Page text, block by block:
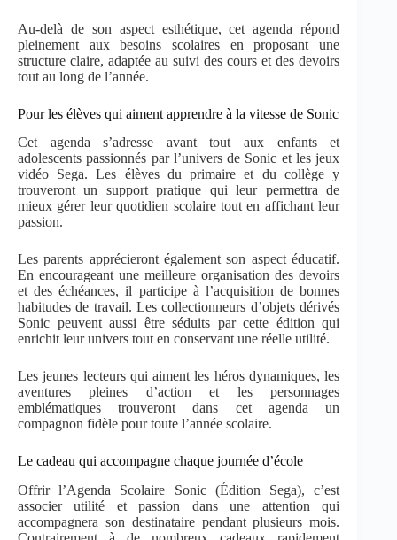
Au-delà de son aspect esthétique, cet agenda répond
pleinement aux besoins scolaires en proposant une
structure claire, adaptée au suivi des cours et des devoirs
tout au long de l’année.
Pour les élèves qui aiment apprendre à la vitesse de Sonic
Cet agenda s’adresse avant tout aux enfants et
adolescents passionnés par l’univers de Sonic et les jeux
vidéo Sega. Les élèves du primaire et du collège y
trouveront un support pratique qui leur permettra de
mieux gérer leur quotidien scolaire tout en affichant leur
passion.
Les parents apprécieront également son aspect éducatif.
En encourageant une meilleure organisation des devoirs
et des échéances, il participe à l’acquisition de bonnes
habitudes de travail. Les collectionneurs d’objets dérivés
Sonic peuvent aussi être séduits par cette édition qui
enrichit leur univers tout en conservant une réelle utilité.
Les jeunes lecteurs qui aiment les héros dynamiques, les
aventures pleines d’action et les personnages
emblématiques trouveront dans cet agenda un
compagnon fidèle pour toute l’année scolaire.
Le cadeau qui accompagne chaque journée d’école
Offrir l’Agenda Scolaire Sonic (Édition Sega), c’est
associer utilité et passion dans une attention qui
accompagnera son destinataire pendant plusieurs mois.